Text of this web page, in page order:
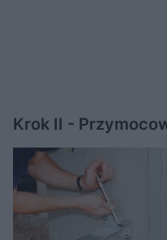
Krok II -